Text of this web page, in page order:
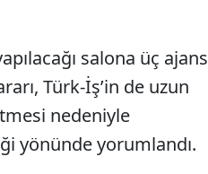
salona üç ajans
Türk-İş’in de uzun
nedeniyle
yönünde yorumlandı.